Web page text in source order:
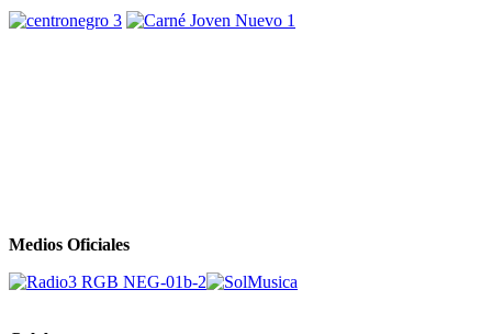
Medios Oficiales